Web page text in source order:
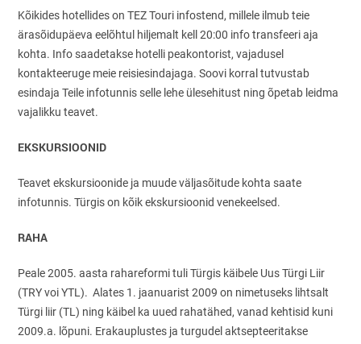
Kõikides hotellides on TEZ Touri infostend, millele ilmub teie
ärasõidupäeva eelõhtul hiljemalt kell 20:00 info transfeeri aja
kohta. Info saadetakse hotelli peakontorist, vajadusel
kontakteeruge meie reisiesindajaga. Soovi korral tutvustab
esindaja Teile infotunnis selle lehe ülesehitust ning õpetab leidma
vajalikku teavet.
EKSKURSIOONID
Teavet ekskursioonide ja muude väljasõitude kohta saate
infotunnis. Türgis on kõik ekskursioonid venekeelsed.
RAHA
Peale 2005. aasta rahareformi tuli Türgis käibele Uus Türgi Liir
(TRY voi YTL). Alates 1. jaanuarist 2009 on nimetuseks lihtsalt
Türgi liir (TL) ning käibel ka uued rahatähed, vanad kehtisid kuni
2009.a. lõpuni. Erakauplustes ja turgudel aktsepteeritakse